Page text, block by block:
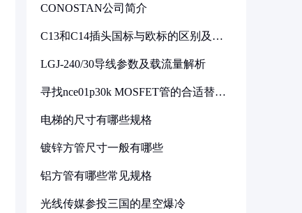
CONOSTAN公司简介
C13和C14插头国标与欧标的区别及其
LGJ-240/30导线参数及载流量解析
寻找nce01p30k MOSFET管的合适替代
电梯的尺寸有哪些规格
镀锌方管尺寸一般有哪些
铝方管有哪些常见规格
光线传媒参投三国的星空爆冷